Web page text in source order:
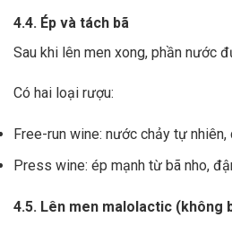
4.4. Ép và tách bã
Sau khi lên men xong, phần nước
Có hai loại rượu:
Free-run wine: nước chảy tự
Press wine: ép mạnh từ bã nho,
4.5. Lên men malolactic (không